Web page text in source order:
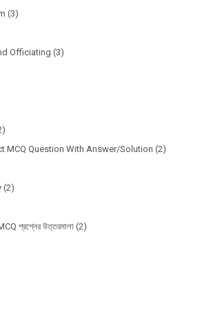
(3)
Officiating (3)
MCQ Question With Answer/Solution (2)
(2)
প্রশ্নের উত্তরমালা (2)